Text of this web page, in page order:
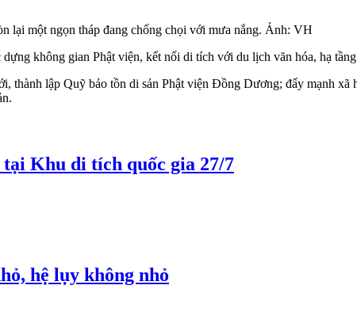
lại một ngọn tháp đang chống chọi với mưa nắng. Ảnh: VH
không gian Phật viện, kết nối di tích với du lịch văn hóa, hạ
thành lập Quỹ bảo tồn di sản Phật viện Đồng Dương; đẩy mạnh
Khu di tích quốc gia 27/7
hệ lụy không nhỏ